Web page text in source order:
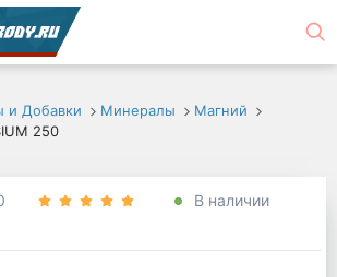
и Добавки Минералы
Магний
250
В наличии